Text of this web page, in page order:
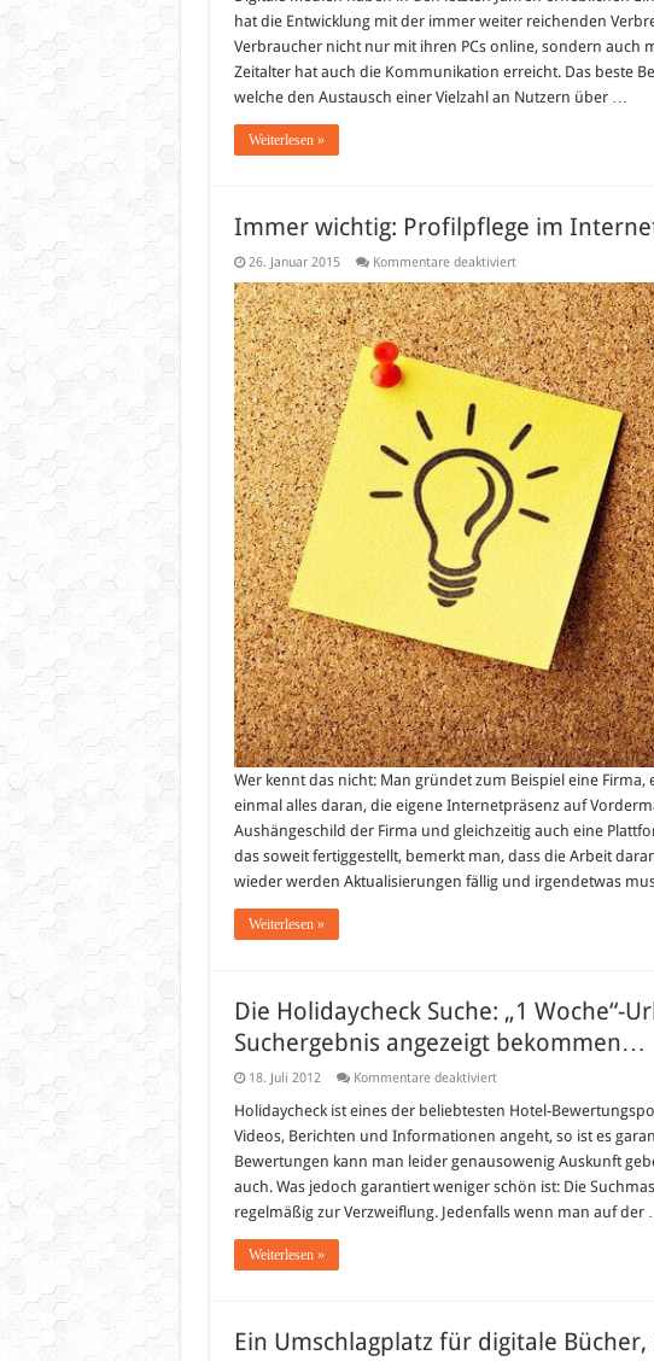
hat die Entwicklung mit der immer weiter reichenden
Verbraucher nicht nur mit ihren PCs online, sondern auch
Zeitalter hat auch die Kommunikation erreicht. Das beste
welche den Austausch einer Vielzahl an Nutzern über …
Weiterlesen »
Immer wichtig: Profilpflege im
26. Januar 2015 Kommentare deaktiviertfür
wichtig:
Profilpflege
im
Internet
Wer kennt das nicht: Man gründet zum Beispiel eine
einmal alles daran, die eigene Internetpräsenz auf
Aushängeschild der Firma und gleichzeitig auch eine
das soweit fertiggestellt, bemerkt man, dass die Arbeit
wieder werden Aktualisierungen fällig und irgendetwas
Weiterlesen »
Die Holidaycheck Suche: „1 Woche“-
Suchergebnis angezeigt bekommen…
18. Juli 2012 Kommentare deaktiviertfür
Holidaycheck
„1
Woche“-
Urlaub
suchen,
4-
Tage-
Holidaycheck ist eines der beliebtesten Hotel-
Videos, Berichten und Informationen angeht, so ist es
Bewertungen kann man leider genausowenig Auskunft
auch. Was jedoch garantiert weniger schön ist: Die
regelmäßig zur Verzweiflung. Jedenfalls wenn man auf der
Weiterlesen »
Ein Umschlagplatz für digitale